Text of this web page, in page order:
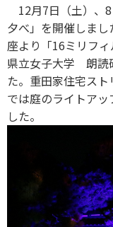
12月7日（土）、
夕べ」を開催しま
座より「16ミリフ
県立女子大学 朗読
た。重田家住宅ス
では庭のライトア
した。